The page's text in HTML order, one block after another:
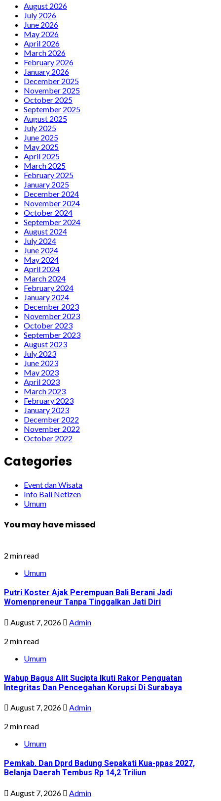
August 2026
July 2026
June 2026
May 2026
April 2026
March 2026
February 2026
January 2026
December 2025
November 2025
October 2025
September 2025
August 2025
July 2025
June 2025
May 2025
April 2025
March 2025
February 2025
January 2025
December 2024
November 2024
October 2024
September 2024
August 2024
July 2024
June 2024
May 2024
April 2024
March 2024
February 2024
January 2024
December 2023
November 2023
October 2023
September 2023
August 2023
July 2023
June 2023
May 2023
April 2023
March 2023
February 2023
January 2023
December 2022
November 2022
October 2022
Categories
Event dan Wisata
Info Bali Netizen
Umum
You may have missed
2 min read
Umum
Putri Koster Ajak Perempuan Bali Berani Jadi
Womenpreneur Tanpa Tinggalkan Jati Diri
August 7, 2026
Admin
2 min read
Umum
Wabup Bagus Alit Sucipta Ikuti Rakor Penguatan
Integritas Dan Pencegahan Korupsi Di Surabaya
August 7, 2026
Admin
2 min read
Umum
Pemkab. Dan Dprd Badung Sepakati Kua-ppas 2027,
Belanja Daerah Tembus Rp 14,2 Triliun
August 7, 2026 Admin